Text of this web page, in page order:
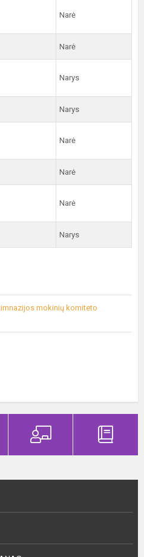
Narė
Narė
Narys
Narys
Narė
Narė
Narė
Narys
mokinių komiteto